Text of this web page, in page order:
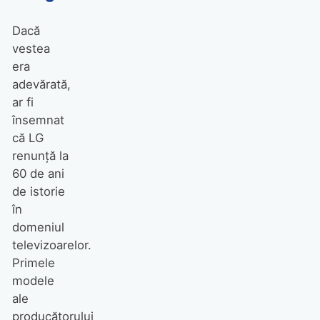
Dacă
vestea
era
adevărată,
ar fi
însemnat
că LG
renunță la
60 de ani
de istorie
în
domeniul
televizoarelor.
Primele
modele
ale
producătorului